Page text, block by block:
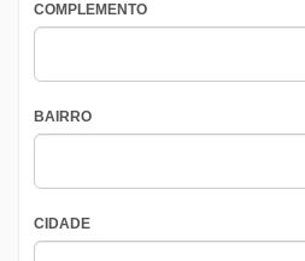
COMPLEMENTO
BAIRRO
CIDADE